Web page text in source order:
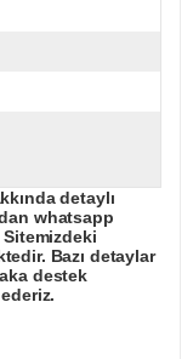
detaylı
whatsapp
Bazı detaylar
destek